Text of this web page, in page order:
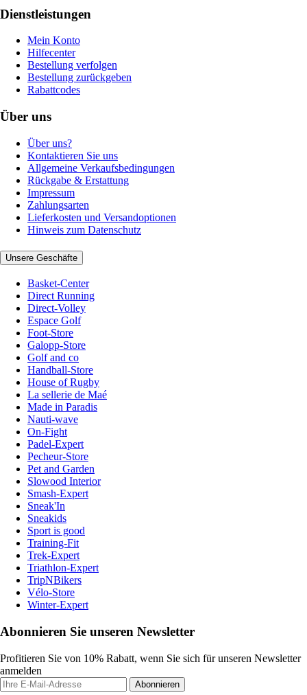
Dienstleistungen
Mein Konto
Hilfecenter
Bestellung verfolgen
Bestellung zurückgeben
Rabattcodes
Über uns
Über uns?
Kontaktieren Sie uns
Allgemeine Verkaufsbedingungen
Rückgabe & Erstattung
Impressum
Zahlungsarten
Lieferkosten und Versandoptionen
Hinweis zum Datenschutz
Unsere Geschäfte
Basket-Center
Direct Running
Direct-Volley
Espace Golf
Foot-Store
Galopp-Store
Golf and co
Handball-Store
House of Rugby
La sellerie de Maé
Made in Paradis
Nauti-wave
On-Fight
Padel-Expert
Pecheur-Store
Pet and Garden
Slowood Interior
Smash-Expert
Sneak'In
Sneakids
Sport is good
Training-Fit
Trek-Expert
Triathlon-Expert
TripNBikers
Vélo-Store
Winter-Expert
Abonnieren Sie unseren Newsletter
Profitieren Sie von 10% Rabatt, wenn Sie sich für unseren Newsletter
anmelden
Abonnieren